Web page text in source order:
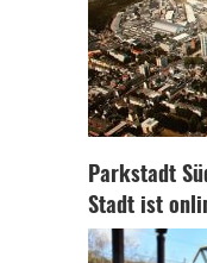
Parkstadt
Stadt ist